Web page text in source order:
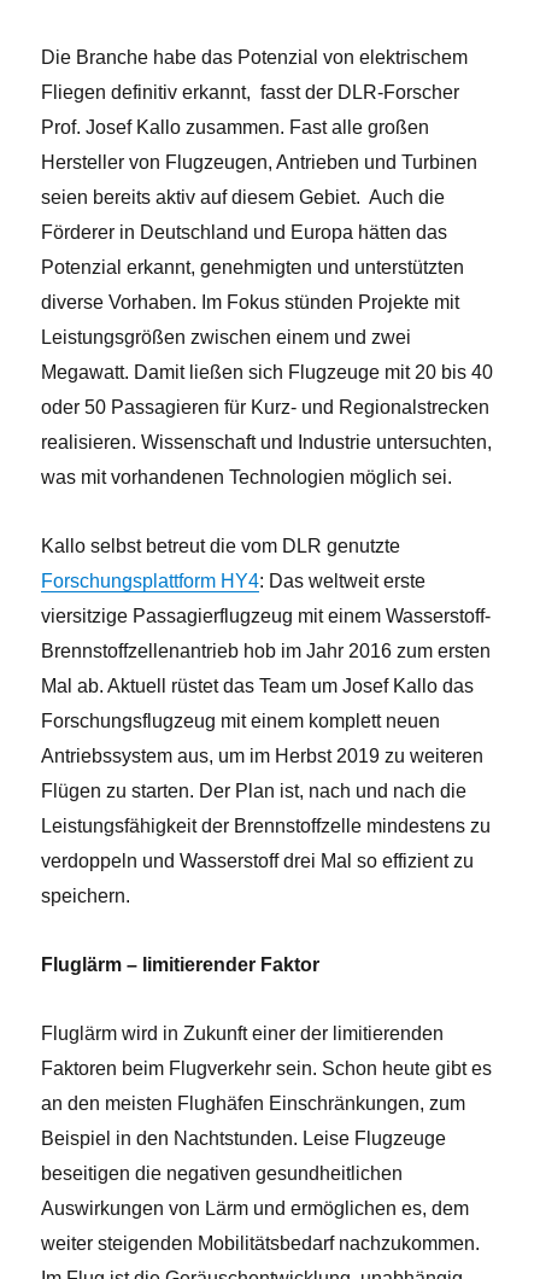
Die Branche habe das Potenzial von elektrischem
Fliegen definitiv erkannt, fasst der DLR-Forscher
Prof. Josef Kallo zusammen. Fast alle großen
Hersteller von Flugzeugen, Antrieben und Turbinen
seien bereits aktiv auf diesem Gebiet. Auch die
Förderer in Deutschland und Europa hätten das
Potenzial erkannt, genehmigten und unterstützten
diverse Vorhaben. Im Fokus stünden Projekte mit
Leistungsgrößen zwischen einem und zwei
Megawatt. Damit ließen sich Flugzeuge mit 20 bis 40
oder 50 Passagieren für Kurz- und Regionalstrecken
realisieren. Wissenschaft und Industrie untersuchten,
was mit vorhandenen Technologien möglich sei.
Kallo selbst betreut die vom DLR genutzte
Forschungsplattform HY4: Das weltweit erste
viersitzige Passagierflugzeug mit einem Wasserstoff-
Brennstoffzellenantrieb hob im Jahr 2016 zum ersten
Mal ab. Aktuell rüstet das Team um Josef Kallo das
Forschungsflugzeug mit einem komplett neuen
Antriebssystem aus, um im Herbst 2019 zu weiteren
Flügen zu starten. Der Plan ist, nach und nach die
Leistungsfähigkeit der Brennstoffzelle mindestens zu
verdoppeln und Wasserstoff drei Mal so effizient zu
speichern.
Fluglärm – limitierender Faktor
Fluglärm wird in Zukunft einer der limitierenden
Faktoren beim Flugverkehr sein. Schon heute gibt es
an den meisten Flughäfen Einschränkungen, zum
Beispiel in den Nachtstunden. Leise Flugzeuge
beseitigen die negativen gesundheitlichen
Auswirkungen von Lärm und ermöglichen es, dem
weiter steigenden Mobilitätsbedarf nachzukommen.